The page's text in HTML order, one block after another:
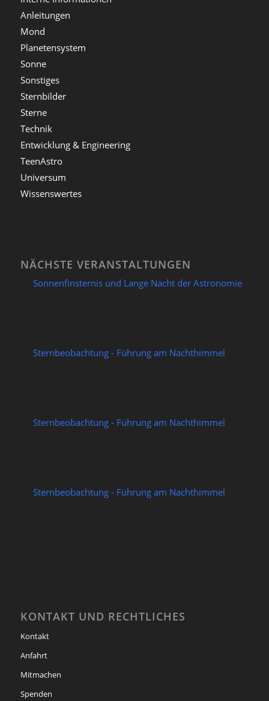
Anleitungen
Mond
Planetensystem
Sonne
Sonstiges
Sternbilder
Sterne
Technik
Entwicklung & Engineering
TeenAstro
Universum
Wissenswertes
NÄCHSTE VERANSTALTUNGEN
Sonnenfinsternis und Lange Nacht der Astronomie
Sternbeobachtung - Führung am Nachthimmel
Sternbeobachtung - Führung am Nachthimmel
Sternbeobachtung - Führung am Nachthimmel
KONTAKT UND RECHTLICHES
Kontakt
Anfahrt
Mitmachen
Spenden